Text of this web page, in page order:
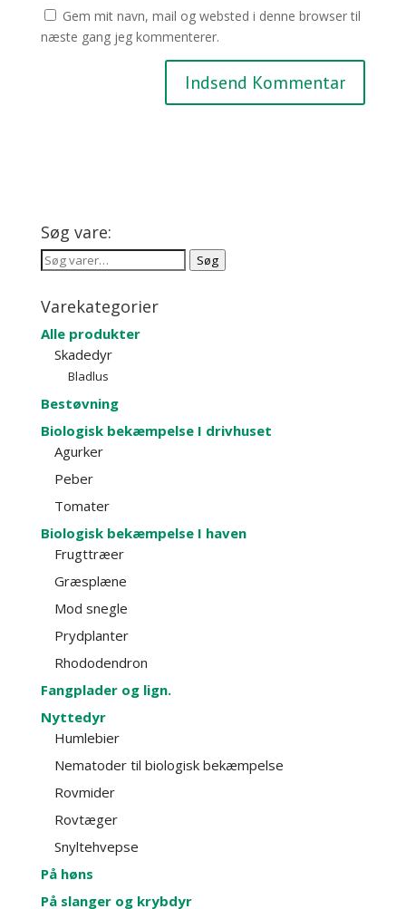
Gem mit navn, mail og websted i denne browser til
næste gang jeg kommenterer.
Søg vare:
Søg
Søg
Varekategorier
Alle produkter
Skadedyr
Bladlus
Bestøvning
Biologisk bekæmpelse I drivhuset
Agurker
Peber
Tomater
Biologisk bekæmpelse I haven
Frugttræer
Græsplæne
Mod snegle
Prydplanter
Rhododendron
Fangplader og lign.
Nyttedyr
Humlebier
Nematoder til biologisk bekæmpelse
Rovmider
Rovtæger
Snyltehvepse
På høns
På slanger og krybdyr